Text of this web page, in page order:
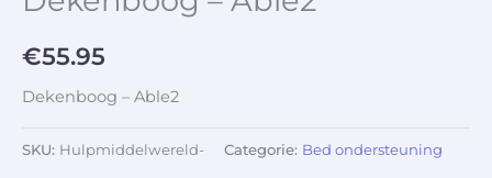
€55.95
Dekenboog – Able2
SKU: Hulpmiddelwereld- Categorie: Bed ondersteuning